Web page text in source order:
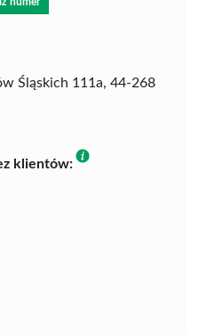
Śląskich 111a, 44-268
klientów: